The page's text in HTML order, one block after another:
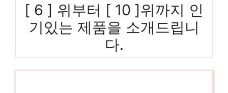
[ 6 ] 위부터 [ 10 ]위까지 인
기있는 제품을 소개드립니
다.